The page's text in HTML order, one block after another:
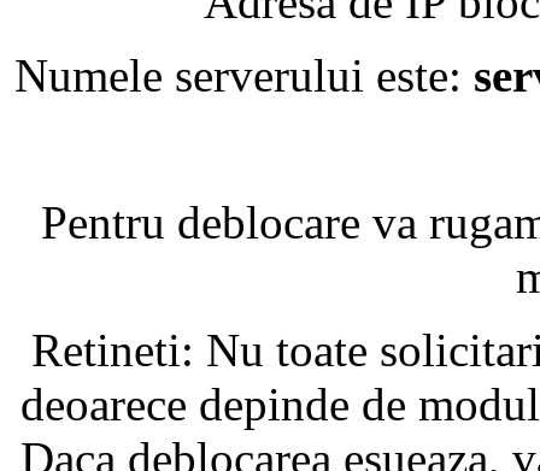
Numele serverului este:
Pentru deblocare va
Retineti: Nu toate
deoarece depinde de
Daca deblocarea